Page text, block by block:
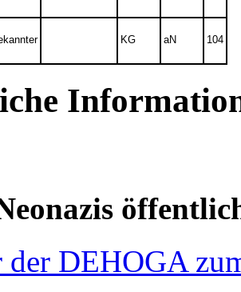
KG aN 104
der DEHOGA